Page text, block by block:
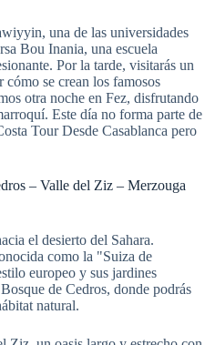
una de las universidades
Bou Inania, una escuela
Por la tarde, visitarás un
cómo se crean los famosos
otra noche en Fez, disfrutando
Este día no forma parte de
Tour Desde Casablanca pero
– Valle del Ziz – Merzouga
el desierto del Sahara.
como la "Suiza de
europeo y sus jardines
de Cedros, donde podrás
natural.